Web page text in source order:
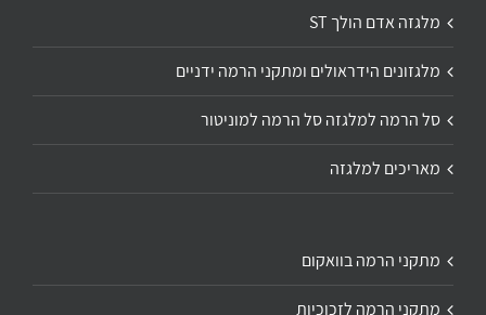
מלגזה אדם הולך ST
מלגזונים הידראולים ומתקני הרמה ידניים
סל הרמה למלגזה סל הרמה למוניטור
מאריכים למלגזה
מתקני הרמה בוואקום
מתקני הרמה לזכוכיות